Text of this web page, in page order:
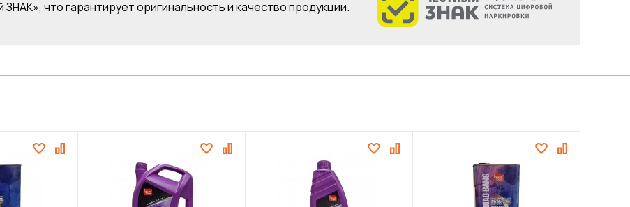
что гарантирует оригинальность и качество продукции.